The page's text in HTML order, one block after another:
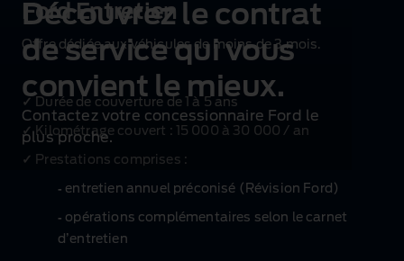
Découvrez le contrat
de service qui vous
convient le mieux.
Contactez votre concessionnaire Ford le
plus proche.
Ford Entretien
Offre dédiée aux véhicules de moins de 3 mois.
✓ Durée de couverture de 1 à 5 ans
✓ Kilométrage couvert : 15 000 à 30 000 / an
✓ Prestations comprises :
‑ entretien annuel préconisé (Révision Ford)
‑ opérations complémentaires selon le carnet
d’entretien